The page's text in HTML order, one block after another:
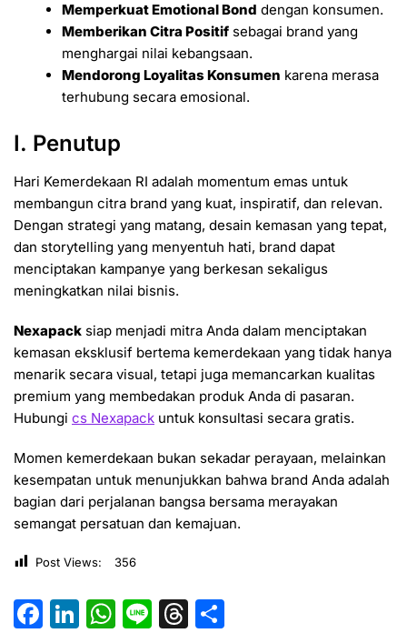
Memperkuat Emotional Bond dengan konsumen.
Memberikan Citra Positif sebagai brand yang
menghargai nilai kebangsaan.
Mendorong Loyalitas Konsumen karena merasa
terhubung secara emosional.
I. Penutup
Hari Kemerdekaan RI adalah momentum emas untuk
membangun citra brand yang kuat, inspiratif, dan relevan.
Dengan strategi yang matang, desain kemasan yang tepat,
dan storytelling yang menyentuh hati, brand dapat
menciptakan kampanye yang berkesan sekaligus
meningkatkan nilai bisnis.
Nexapack siap menjadi mitra Anda dalam menciptakan
kemasan eksklusif bertema kemerdekaan yang tidak hanya
menarik secara visual, tetapi juga memancarkan kualitas
premium yang membedakan produk Anda di pasaran.
Hubungi cs Nexapack untuk konsultasi secara gratis.
Momen kemerdekaan bukan sekadar perayaan, melainkan
kesempatan untuk menunjukkan bahwa brand Anda adalah
bagian dari perjalanan bangsa bersama merayakan
semangat persatuan dan kemajuan.
Post Views: 356
F
Li W Li T